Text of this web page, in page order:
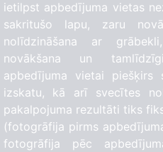
ietilpst apbedījuma vietas
sakritušo lapu, zaru
nolīdzināšana ar
novākšana un
apbedījuma vietai piešķirs
izskatu, kā arī svecītes
pakalpojuma rezultāti tiks
(fotogrāfija pirms
fotogrāfija pēc